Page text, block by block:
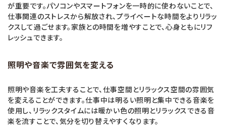
が重要です。パソコンやスマートフォンを一時的に使わないことで、
仕事関連のストレスから解放され、プライベートな時間をよりリラッ
クスして過ごせます。家族との時間を増やすことで、心身ともにリフ
レッシュできます。
照明や音楽で雰囲気を変える
照明や音楽を工夫することで、仕事空間とリラックス空間の雰囲気
を変えることができます。仕事中は明るい照明と集中できる音楽を
使用し、リラックスタイムには暖かい色の照明とリラックスできる音
楽を流すことで、気分を切り替えやすくなります。